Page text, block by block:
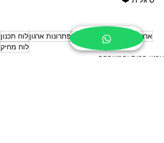
ארגון הבית טיפים למוצריםפתרונות ארגוןלוח תכנון
לוח מחיק
ארגון הבית והמשפחה